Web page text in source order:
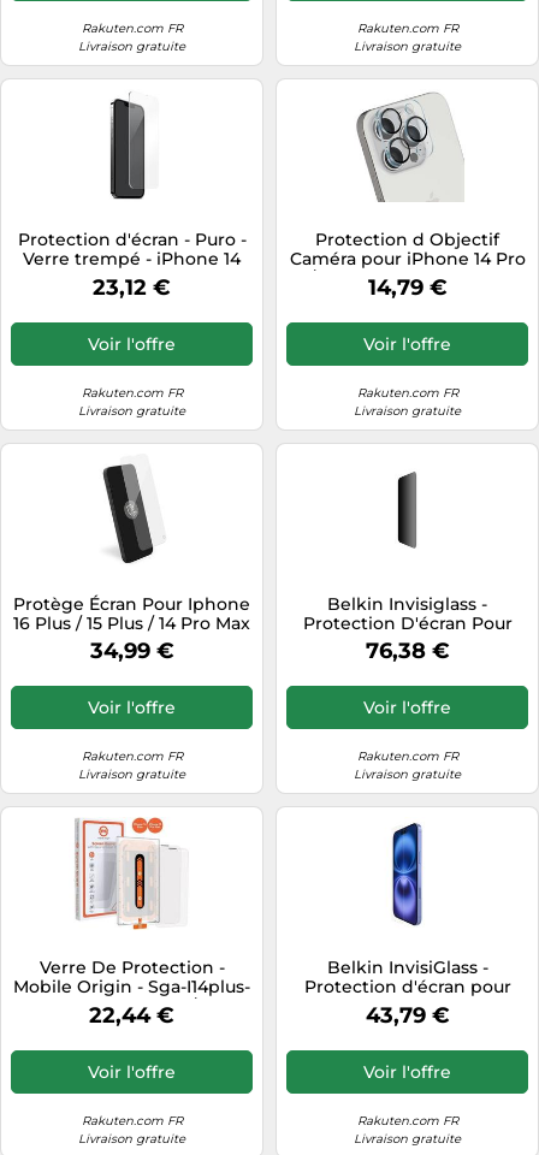
Rakuten.com FR
Livraison gratuite
Rakuten.com FR
Livraison gratuite
Protection d'écran - Puro -
Verre trempé - iPhone 14
Max - iPhone 13 Pro Max -
Blanc
23,12 €
Voir l'offre
Rakuten.com FR
Livraison gratuite
Protection d Objectif
Caméra pour iPhone 14 Pro
/ 14 Pro Max Série Lens
Shield Crong Transparent
14,79 €
Voir l'offre
Rakuten.com FR
Livraison gratuite
Protège Écran Pour Iphone
16 Plus / 15 Plus / 14 Pro Max
Ceramic Shield 2.5d Verre
Trempé + Garantie À Vie -
34,99 €
Voir l'offre
Rakuten.com FR
Livraison gratuite
Belkin Invisiglass -
Protection D'écran Pour
Téléphone Portable - Traité
- Verre - Avec Filtre De
Apple Iphone 14 Pro Max, 15
Plus, 16 Plus
76,38 €
Voir l'offre
Rakuten.com FR
Livraison gratuite
Verre De Protection -
Mobile Origin - Sga-I14plus-
2pk - Iphone 14 Plus / 13 Pro
Max - 2 Pcs - Verre Trempé
22,44 €
Voir l'offre
Rakuten.com FR
Livraison gratuite
Belkin InvisiGlass -
Protection d'écran pour
téléphone portable - traité
- verre - pour Apple iPhone
43,79 €
Voir l'offre
Rakuten.com FR
Livraison gratuite